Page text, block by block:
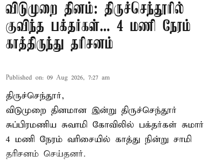
விடுமுறை தினம்: திருச்செந்தூரில்
குவிந்த பக்தர்கள்... 4 மணி நேரம்
காத்திருந்து தரிசனம்
Published on: 09 Aug 2026, 7:27 am
திருச்செந்தூர்,
விடுமுறை தினமான இன்று திருச்செந்தூர்
சுப்பிரமணிய சுவாமி கோவிலில் பக்தர்கள் சுமார்
4 மணி நேரம் வரிசையில் காத்து நின்று சாமி
தரிசனம் செய்தனர்.